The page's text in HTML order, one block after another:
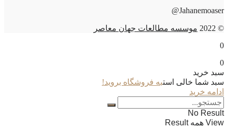
Jahanemoaser@
© 2022
موسسه مطالعات جهان معاصر
0
0
سبد خرید
سبد شما خالی استبه فروشگاه بروید!
ادامه خرید
No Result
View همه Result